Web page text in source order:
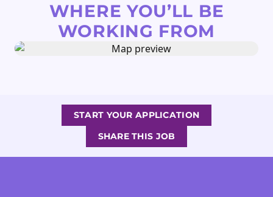
WHERE YOU’LL BE
WORKING FROM
START YOUR APPLICATION
SHARE THIS JOB